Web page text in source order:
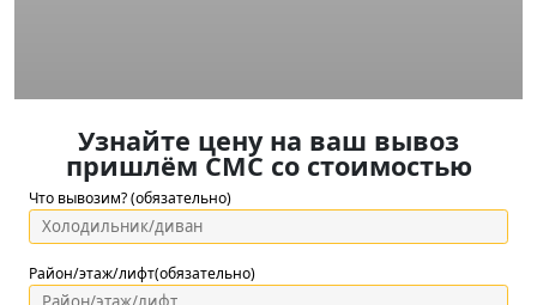
Узнайте цену на ваш вывоз
пришлём СМС со стоимостью
Что вывозим? (обязательно)
Район/этаж/лифт(обязательно)